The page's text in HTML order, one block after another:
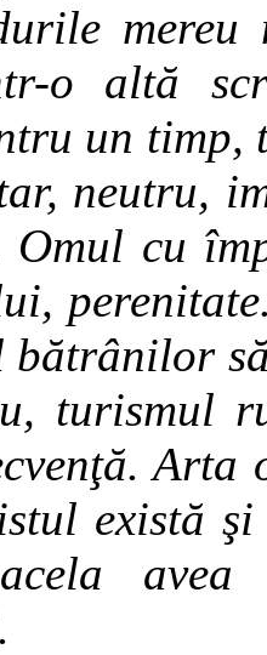
o altă
un timp,
neutru,
Omul cu
bătrânilor
turismul
există